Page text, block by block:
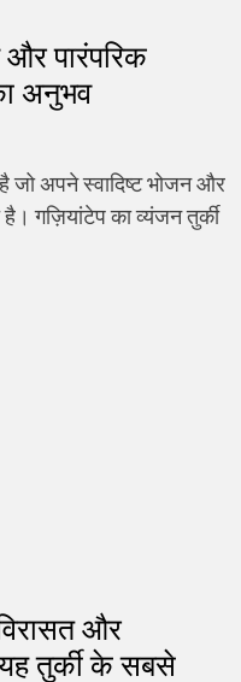
और पारंपरिक
अनुभव
है जो अपने स्वादिष्ट भोजन और
गज़ियांटेप का व्यंजन तुर्की
और
तुर्की के सबसे